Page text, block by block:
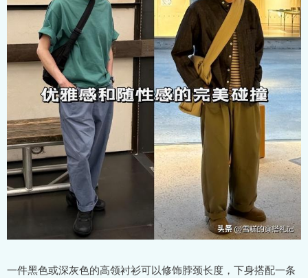
一件黑色或深灰色的高领衬衫可以修饰脖颈长度，下身搭配一条